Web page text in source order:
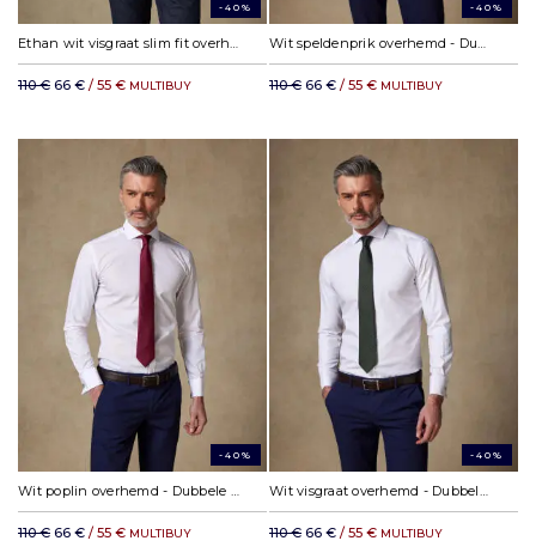
-40%
Ethan wit visgraat slim fit overhemd
110 € 66 € / 55 € MULTIBUY
-40%
Wit speldenprik overhemd - Dubbele manchetten
110 € 66 € / 55 € MULTIBUY
-40%
110 € 66 € / 55 € MULTIBUY
-40%
110 € 66 € / 55 € MULTIBUY